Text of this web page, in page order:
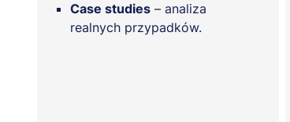
Case studies – analiza
realnych przypadków.